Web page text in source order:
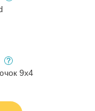
9x4